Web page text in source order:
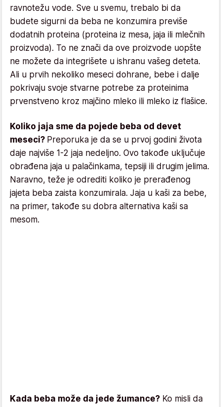
ravnotežu vode. Sve u svemu, trebalo bi da
budete sigurni da beba ne konzumira previše
dodatnih proteina (proteina iz mesa, jaja ili mlečnih
proizvoda). To ne znači da ove proizvode uopšte
ne možete da integrišete u ishranu vašeg deteta.
Ali u prvih nekoliko meseci dohrane, bebe i dalje
pokrivaju svoje stvarne potrebe za proteinima
prvenstveno kroz majčino mleko ili mleko iz flašice.
Koliko jaja sme da pojede beba od devet
meseci? Preporuka je da se u prvoj godini života
daje najviše 1-2 jaja nedeljno. Ovo takođe uključuje
obrađena jaja u palačinkama, tepsiji ili drugim jelima.
Naravno, teže je odrediti koliko je prerađenog
jajeta beba zaista konzumirala. Jaja u kaši za bebe,
na primer, takođe su dobra alternativa kaši sa
mesom.
Kada beba može da jede žumance? Ko misli da